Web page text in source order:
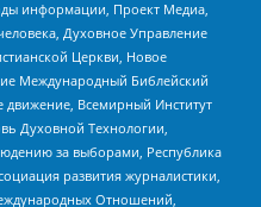
информации, Проект Медиа,
Духовное Управление
Церкви, Новое
Международный Библейский
движение, Всемирный Институт
Духовной Технологии,
за выборами, Республика
развития журналистики,
Отношений,